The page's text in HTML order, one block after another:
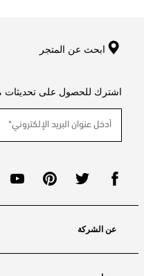
ابحث عن المتجر
اشترك للحصول على
عن الشركة